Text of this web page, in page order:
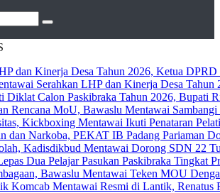
dan Kinerja Desa Tahun 2026, Ketua
Serahkan LHP dan Kinerja Desa
Diklat Calon Paskibraka Tahun 2026, Bupati
Rencana MoU, Bawaslu Mentawai
Kickboxing Mentawai Ikuti Penataran
dan Narkoba, PEKAT IB Padang Pariaman
Kadisdikbud Mentawai Dorong SDN 22
Dua Pelajar Pasukan Paskibraka Tingkat
Bawaslu Mentawai Teken MOU
Komcab Mentawai Resmi di Lantik, Renatus